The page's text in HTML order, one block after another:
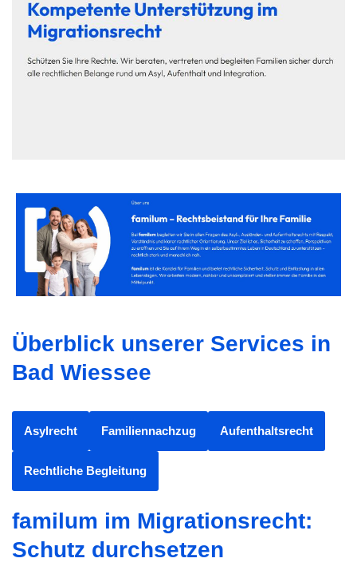
Überblick unserer Services in
Bad Wiessee
Asylrecht Familiennachzug Aufenthaltsrecht
Rechtliche Begleitung
familum im Migrationsrecht:
Schutz durchsetzen